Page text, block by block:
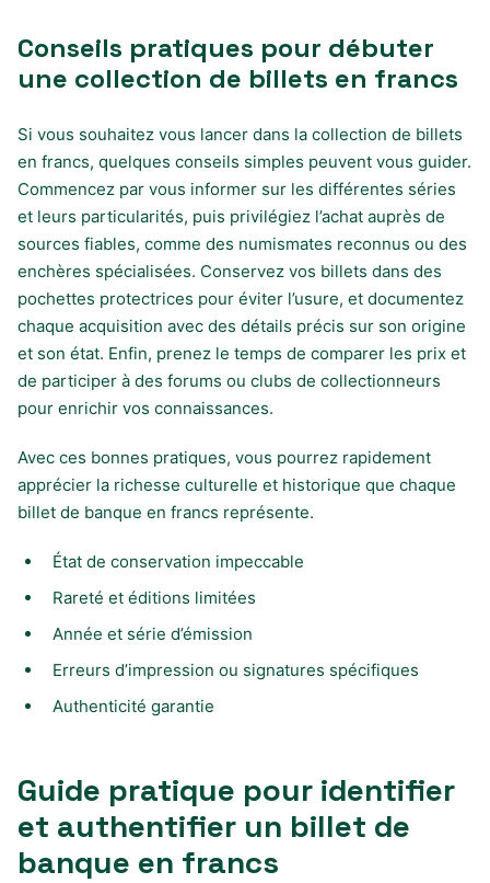
Conseils pratiques pour débuter
une collection de billets en francs
Si vous souhaitez vous lancer dans la collection de billets
en francs, quelques conseils simples peuvent vous guider.
Commencez par vous informer sur les différentes séries
et leurs particularités, puis privilégiez l’achat auprès de
sources fiables, comme des numismates reconnus ou des
enchères spécialisées. Conservez vos billets dans des
pochettes protectrices pour éviter l’usure, et documentez
chaque acquisition avec des détails précis sur son origine
et son état. Enfin, prenez le temps de comparer les prix et
de participer à des forums ou clubs de collectionneurs
pour enrichir vos connaissances.
Avec ces bonnes pratiques, vous pourrez rapidement
apprécier la richesse culturelle et historique que chaque
billet de banque en francs représente.
État de conservation impeccable
Rareté et éditions limitées
Année et série d’émission
Erreurs d’impression ou signatures spécifiques
Authenticité garantie
Guide pratique pour identifier
et authentifier un billet de
banque en francs